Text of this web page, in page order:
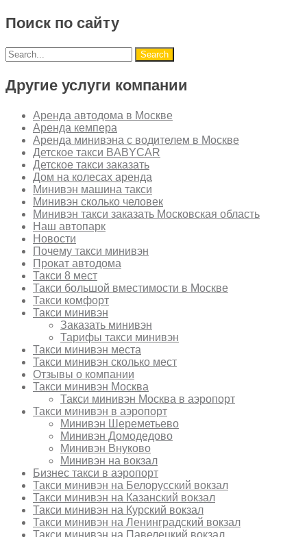
Поиск по сайту
Другие услуги компании
Аренда автодома в Москве
Аренда кемпера
Аренда минивэна с водителем в Москве
Детское такси BABYCAR
Детское такси заказать
Дом на колесах аренда
Минивэн машина такси
Минивэн сколько человек
Минивэн такси заказать Московская область
Наш автопарк
Новости
Почему такси минивэн
Прокат автодома
Такси 8 мест
Такси большой вместимости в Москве
Такси комфорт
Такси минивэн
Заказать минивэн
Тарифы такси минивэн
Такси минивэн места
Такси минивэн сколько мест
Отзывы о компании
Такси минивэн Москва
Такси минивэн Москва в аэропорт
Такси минивэн в аэропорт
Минивэн Шереметьево
Минивэн Домодедово
Минивэн Внуково
Минивэн на вокзал
Бизнес такси в аэропорт
Такси минивэн на Белорусский вокзал
Такси минивэн на Казанский вокзал
Такси минивэн на Курский вокзал
Такси минивэн на Ленинградский вокзал